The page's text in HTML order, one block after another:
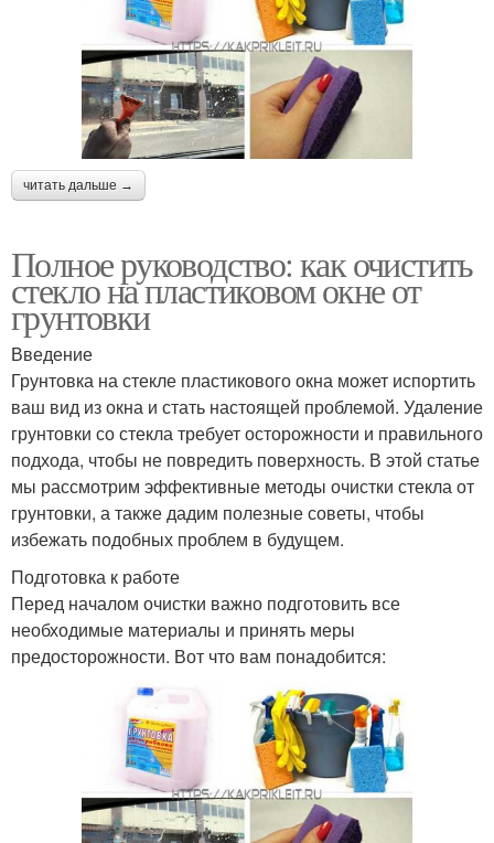
читать дальше →
Полное руководство: как очистить
стекло на пластиковом окне от
грунтовки
Введение
Грунтовка на стекле пластикового окна может испортить
ваш вид из окна и стать настоящей проблемой. Удаление
грунтовки со стекла требует осторожности и правильного
подхода, чтобы не повредить поверхность. В этой статье
мы рассмотрим эффективные методы очистки стекла от
грунтовки, а также дадим полезные советы, чтобы
избежать подобных проблем в будущем.
Подготовка к работе
Перед началом очистки важно подготовить все
необходимые материалы и принять меры
предосторожности. Вот что вам понадобится: